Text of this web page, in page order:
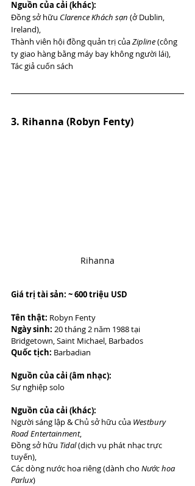
Nguồn của cải (khác):
Đồng sở hữu Clarence Khách sạn (ở Dublin,
Ireland),
Thành viên hội đồng quản trị của Zipline (công
ty giao hàng bằng máy bay không người lái),
Tác giả cuốn sách
3. Rihanna (Robyn Fenty)
Rihanna
Giá trị tài sản: ~ 600 triệu USD
Tên thật: Robyn Fenty
Ngày sinh: 20 tháng 2 năm 1988 tại
Bridgetown, Saint Michael, Barbados
Quốc tịch: Barbadian
Nguồn của cải (âm nhạc):
Sự nghiệp solo
Nguồn của cải (khác):
Người sáng lập & Chủ sở hữu của Westbury
Road Entertainment,
Đồng sở hữu Tidal (dịch vụ phát nhạc trực
tuyến),
Các dòng nước hoa riêng (dành cho Nước hoa
Parlux)